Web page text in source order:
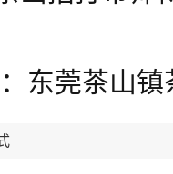
东莞茶山